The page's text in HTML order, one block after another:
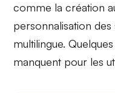
comme lacréation
personnalisation
multilingue.
manquent pour les